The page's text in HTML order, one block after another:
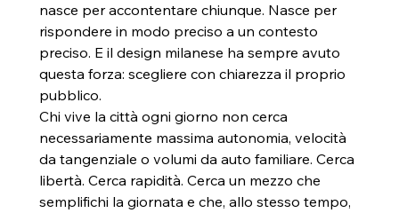
nasce per accontentare chiunque. Nasce per
rispondere in modo preciso a un contesto
preciso. E il design milanese ha sempre avuto
questa forza: scegliere con chiarezza il proprio
pubblico.
Chi vive la città ogni giorno non cerca
necessariamente massima autonomia, velocità
da tangenziale o volumi da auto familiare. Cerca
libertà. Cerca rapidità. Cerca un mezzo che
semplifichi la giornata e che, allo stesso tempo,